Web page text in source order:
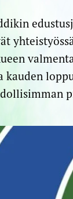
kauden